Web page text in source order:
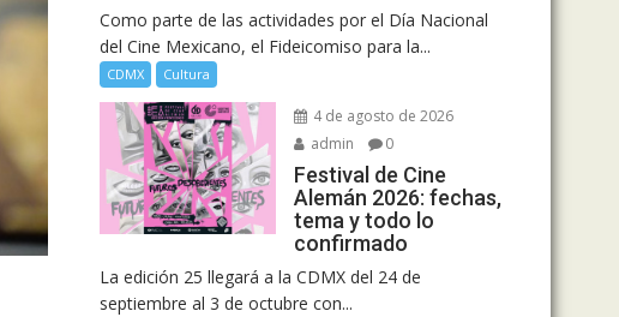
Como parte de las actividades por el Día Nacional
del Cine Mexicano, el Fideicomiso para la...
CDMX Cultura
4 de agosto de 2026
admin
0
Festival de Cine
Alemán 2026: fechas,
tema y todo lo
confirmado
La edición 25 llegará a la CDMX del 24 de
septiembre al 3 de octubre con...